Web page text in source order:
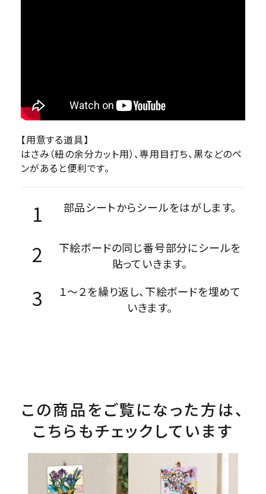
【用意する道具】
はさみ（紐の余分カット用）、専用目打ち、黒などのペ
ンがあると便利です。
部品シートからシールをはがします。
下絵ボードの同じ番号部分にシールを
貼っていきます。
１～２を繰り返し、下絵ボードを埋めて
いきます。
この商品をご覧になった方は、
こちらもチェックしています